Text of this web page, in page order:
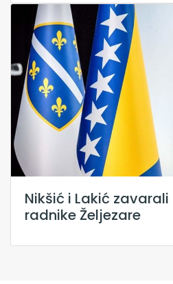
Nikšić i Lakić
radnike Željezare